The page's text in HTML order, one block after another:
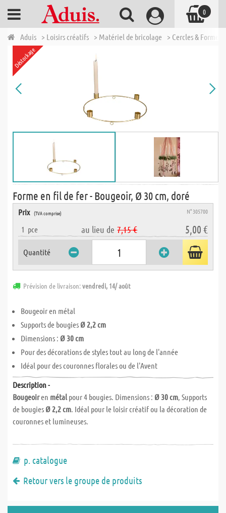
Aduis > Loisirs créatifs > Matériel de bricolage > Cercles & Formes
Déstockage
Forme en fil de fer - Bougeoir, Ø 30 cm, doré
Prix (TVA comprise) N° 305700
1 pce au lieu de 7,15 € 5,00 €
Quantité
Prévision de livraison:vendredi, 14/ août
Bougeoir en métal
Supports de bougies Ø 2,2 cm
Dimensions : Ø 30 cm
Pour des décorations de styles tout au long de l'année
Idéal pour des couronnes florales ou de l'Avent
Description -
Bougeoiren métalpour 4 bougies. Dimensions : Ø 30 cm, Supports
de bougies Ø 2,2 cm. Idéal pour le loisir créatif ou la décoration de
couronnes et lumineuses.
p. catalogue
Retour vers le groupe de produits
0